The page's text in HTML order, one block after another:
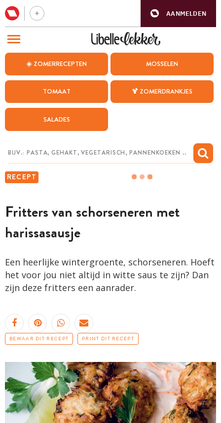
AANMELDEN
☀️ ZOMERRECEPTEN MOSSELEN
TOMAAT 🍹 ZOMERDRANKJES
SALADES
RECEPT
Fritters van schorseneren met
harissasausje
Een heerlijke wintergroente, schorseneren. Hoeft
het voor jou niet altijd in witte saus te zijn? Dan
zijn deze fritters een aanrader.
BEWAAR DIT RECEPT PRINT DIT RECEPT
BEZOEK ONZE ANDERE WEBSITES
WEEKMENU
CHAT MET MAIA
MIJN BEWAARDE RECEPTEN